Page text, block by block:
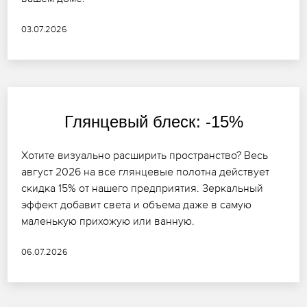
03.07.2026
Глянцевый блеск: -15%
Хотите визуально расширить пространство? Весь
август 2026 на все глянцевые полотна действует
скидка 15% от нашего предприятия. Зеркальный
эффект добавит света и объема даже в самую
маленькую прихожую или ванную.
06.07.2026